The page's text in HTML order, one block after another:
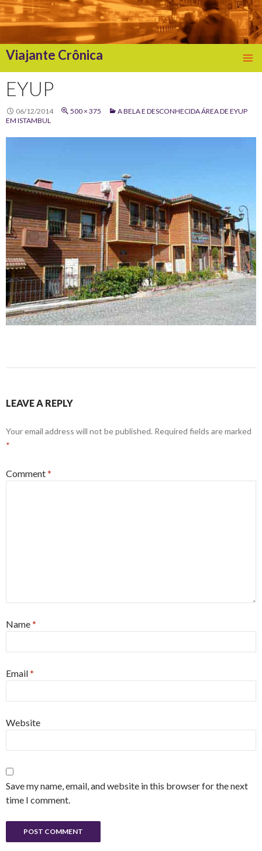
Viajante Crônica
TO
CONTENT
EYUP
06/12/2014 500 × 375
A BELA E DESCONHECIDA ÁREA DE EYUP
EM ISTAMBUL
LEAVE A REPLY
Your email address will not be published. Required fields are marked
*
Comment*
Name*
Email*
Website
Save my name, email, and website in this browser for the next
time I comment.